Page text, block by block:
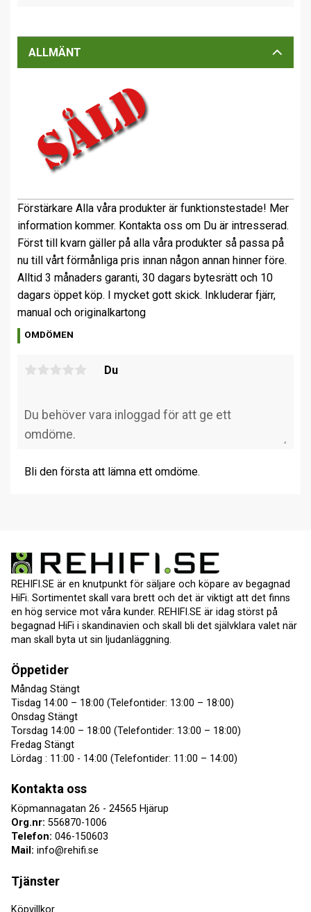
ALLMÄNT
Förstärkare Alla våra produkter är funktionstestade! Mer
information kommer. Kontakta oss om Du är intresserad.
Först till kvarn gäller på alla våra produkter så passa på
nu till vårt förmånliga pris innan någon annan hinner före.
Alltid 3 månaders garanti, 30 dagars bytesrätt och 10
dagars öppet köp. I mycket gott skick. Inkluderar fjärr,
manual och originalkartong
OMDÖMEN
Du
Bli den första att lämna ett omdöme.
REHIFI.SE är en knutpunkt för säljare och köpare av begagnad
HiFi. Sortimentet skall vara brett och det är viktigt att det finns
en hög service mot våra kunder. REHIFI.SE är idag störst på
begagnad HiFi i skandinavien och skall bli det självklara valet när
man skall byta ut sin ljudanläggning.
Öppetider
Måndag Stängt
Tisdag 14:00 – 18:00 (Telefontider: 13:00 – 18:00)
Onsdag Stängt
Torsdag 14:00 – 18:00 (Telefontider: 13:00 – 18:00)
Fredag Stängt
Lördag : 11:00 - 14:00 (Telefontider: 11:00 – 14:00)
Kontakta oss
Köpmannagatan 26 - 24565 Hjärup
Org.nr: 556870-1006
Telefon: 046-150603
Mail: info@rehifi.se
Tjänster
Köpvillkor